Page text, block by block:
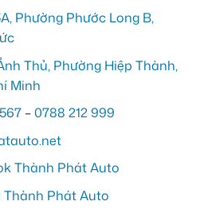
Phường Phước Long B,
Thủ, Phường Hiệp Thành,
Minh
–0788 212 999
Thành Phát Auto
Thành Phát Auto